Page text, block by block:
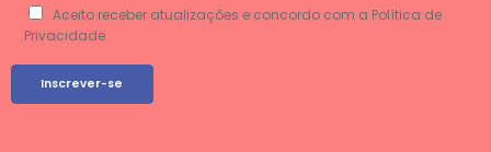
Aceito receber atualizações e concordo com a Política de
Privacidade.